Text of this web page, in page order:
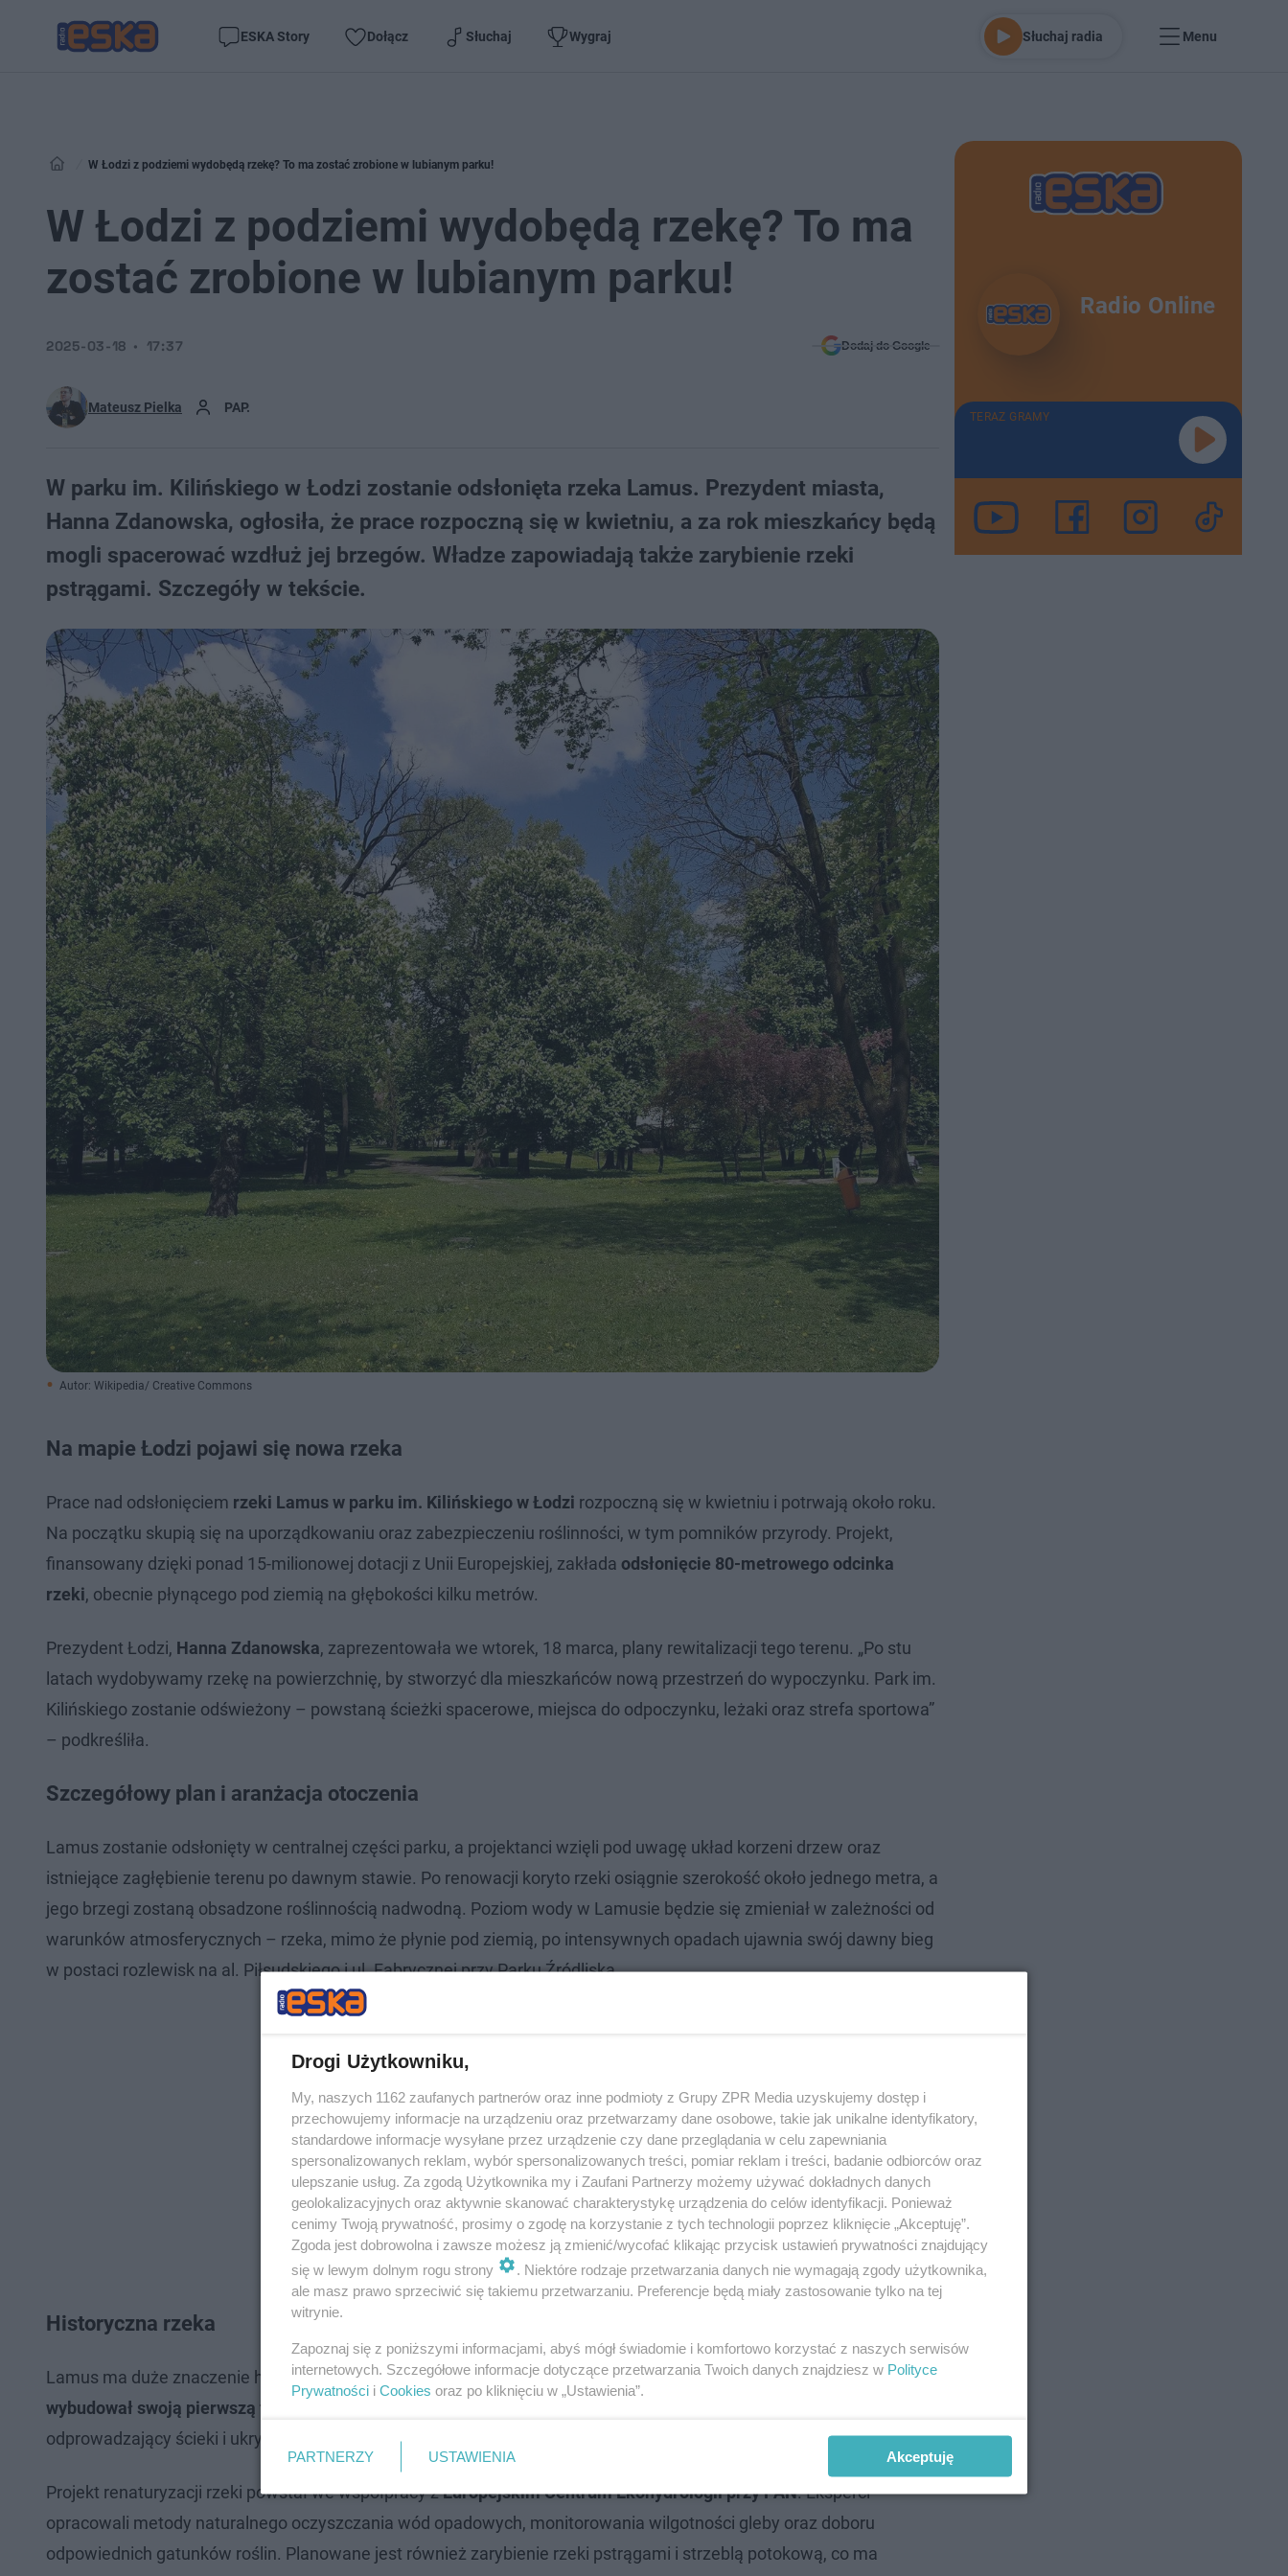
ESKA Story Dołącz Słuchaj Wygraj Słuchaj radia Menu
W Łodzi z podziemi wydobędą rzekę? To ma zostać zrobione w lubianym parku!
W Łodzi z podziemi wydobędą rzekę? To ma
zostać zrobione w lubianym parku!
Mateusz Pielka PAP.
2025-03-18 17:37 Dodaj do Google
W parku im. Kilińskiego w Łodzi zostanie odsłonięta rzeka Lamus. Prezydent miasta,
Hanna Zdanowska, ogłosiła, że prace rozpoczną się w kwietniu, a za rok mieszkańcy będą
mogli spacerować wzdłuż jej brzegów. Władze zapowiadają także zarybienie rzeki
pstrągami. Szczegóły w tekście.
Autor: Wikipedia/ Creative Commons
Na mapie Łodzi pojawi się nowa rzeka
Prace nad odsłonięciem rzeki Lamus w parku im. Kilińskiego w Łodzi rozpoczną się w kwietniu i potrwają około roku.
Na początku skupią się na uporządkowaniu oraz zabezpieczeniu roślinności, w tym pomników przyrody. Projekt,
finansowany dzięki ponad 15-milionowej dotacji z Unii Europejskiej, zakłada odsłonięcie 80-metrowego odcinka
rzeki, obecnie płynącego pod ziemią na głębokości kilku metrów.
Prezydent Łodzi, Hanna Zdanowska, zaprezentowała we wtorek, 18 marca, plany rewitalizacji tego terenu. „Po stu
latach wydobywamy rzekę na powierzchnię, by stworzyć dla mieszkańców nową przestrzeń do wypoczynku. Park im.
Kilińskiego zostanie odświeżony – powstaną ścieżki spacerowe, miejsca do odpoczynku, leżaki oraz strefa sportowa”
– podkreśliła.
Szczegółowy plan i aranżacja otoczenia
Lamus zostanie odsłonięty w centralnej części parku, a projektanci wzięli pod uwagę układ korzeni drzew oraz
istniejące zagłębienie terenu po dawnym stawie. Po renowacji koryto rzeki osiągnie szerokość około jednego metra, a
jego brzegi zostaną obsadzone roślinnością nadwodną. Poziom wody w Lamusie będzie się zmieniał w zależności od
warunków atmosferycznych – rzeka, mimo że płynie pod ziemią, po intensywnych opadach ujawnia swój dawny bieg
w postaci rozlewisk na al. Piłsudskiego i ul. Fabrycznej przy Parku Źródliska.
Historyczna rzeka
Lamus ma duże znaczenie historyczne dla Łodzi – nad jego brzegiem, w rejonie Wodnego Rynku,Karol Scheibler
wybudował swoją pierwszą fabrykę
odprowadzający ścieki i ukryty pod ziemią. Obecnie jednak płynie nim czysta woda.
Projekt renaturyzacji rzeki powstał we współpracy zEuropejskim Centrum Ekohydrologii przy PAN. Eksperci
opracowali metody naturalnego oczyszczania wód opadowych, monitorowania wilgotności gleby oraz doboru
odpowiednich gatunków roślin. Planowane jest również zarybienie rzeki pstrągami i strzeblą potokową, co ma
Radio Online
TERAZ GRAMY
Drogi Użytkowniku,
My, naszych 1162 zaufanych partnerów oraz inne podmioty z Grupy ZPR Media uzyskujemy dostęp i
przechowujemy informacje na urządzeniu oraz przetwarzamy dane osobowe, takie jak unikalne identyfikatory,
standardowe informacje wysyłane przez urządzenie czy dane przeglądania w celu zapewniania
spersonalizowanych reklam, wybór spersonalizowanych treści, pomiar reklam i treści, badanie odbiorców oraz
ulepszanie usług. Za zgodą Użytkownika my i Zaufani Partnerzy możemy używać dokładnych danych
geolokalizacyjnych oraz aktywnie skanować charakterystykę urządzenia do celów identyfikacji. Ponieważ
cenimy Twoją prywatność, prosimy o zgodę na korzystanie z tych technologii poprzez kliknięcie „Akceptuję”.
Zgoda jest dobrowolna i zawsze możesz ją zmienić/wycofać klikając przycisk ustawień prywatności znajdujący
się w lewym dolnym rogu strony
. Niektóre rodzaje przetwarzania danych nie wymagają zgody użytkownika,
ale masz prawo sprzeciwić się takiemu przetwarzaniu. Preferencje będą miały zastosowanie tylko na tej
witrynie.
Zapoznaj się z poniższymi informacjami, abyś mógł świadomie i komfortowo korzystać z naszych serwisów
internetowych. Szczegółowe informacje dotyczące przetwarzania Twoich danych znajdziesz w Polityce
Prywatności i Cookies oraz po kliknięciu w „Ustawienia”.
PARTNERZY USTAWIENIA Akceptuję